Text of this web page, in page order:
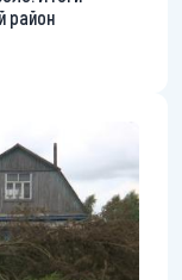
район